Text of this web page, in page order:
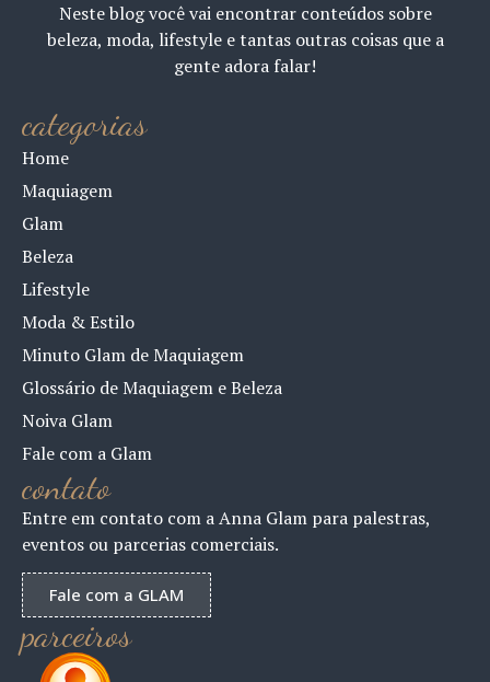
Neste blog você vai encontrar conteúdos sobre
beleza, moda, lifestyle e tantas outras coisas que a
gente adora falar!
categorias
Home
Maquiagem
Glam
Beleza
Lifestyle
Moda & Estilo
Minuto Glam de Maquiagem
Glossário de Maquiagem e Beleza
Noiva Glam
Fale com a Glam
contato
Entre em contato com a Anna Glam para palestras,
eventos ou parcerias comerciais.
Fale com a GLAM
parceiros